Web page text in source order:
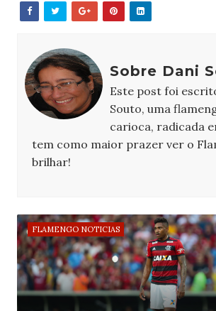
Sobre Dani
Este post foi
Souto, uma
carioca, radicada
tem como maior prazer ver o
brilhar!
FLAMENGO NOTICIAS